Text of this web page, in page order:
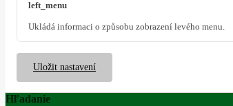
left_menu
Ukládá informaci o způsobu zobrazení levého menu.
Uložit nastavení
Hľadanie